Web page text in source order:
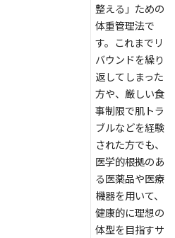
整える」ための
体重管理法で
す。これまでリ
バウンドを繰り
返してしまった
方や、厳しい食
事制限で肌トラ
ブルなどを経験
された方でも、
医学的根拠のあ
る医薬品や医療
機器を用いて、
健康的に理想の
体型を目指すサ